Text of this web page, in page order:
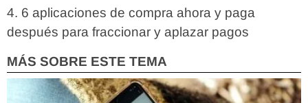
6 aplicaciones de compra ahora y paga
después para fraccionar y aplazar pagos
MÁS SOBRE ESTE TEMA